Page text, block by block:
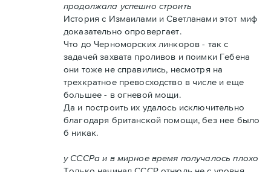
продолжала успешно строить
История с Измаилами и Светланами этот миф
доказательно опровергает.
Что до Черноморских линкоров - так с
задачей захвата проливов и поимки Гебена
они тоже не справились, несмотря на
трехкратное превосходство в числе и еще
большее - в огневой мощи.
Да и построить их удалось исключительно
благодаря британской помощи, без нее было
б никак.
у СССРа и в мирное время получалось плохо